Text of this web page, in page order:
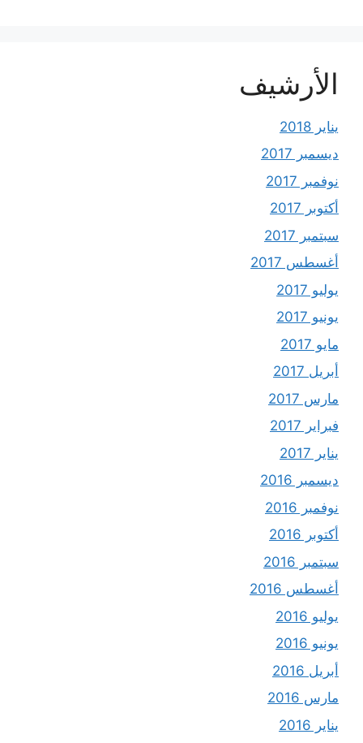
الأرشيف
يناير 2018
ديسمبر 2017
نوفمبر 2017
أكتوبر 2017
سبتمبر 2017
أغسطس 2017
يوليو 2017
يونيو 2017
مايو 2017
أبريل 2017
مارس 2017
فبراير 2017
يناير 2017
ديسمبر 2016
نوفمبر 2016
أكتوبر 2016
سبتمبر 2016
أغسطس 2016
يوليو 2016
يونيو 2016
أبريل 2016
مارس 2016
يناير 2016